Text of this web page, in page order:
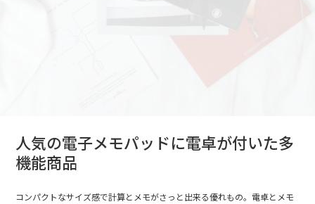
人気の電子メモパッドに電卓が付いた多
機能商品
コンパクトなサイズ感で計算とメモがさっと出来る優れもの。電卓とメモ